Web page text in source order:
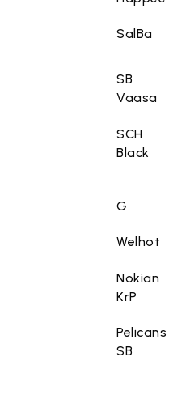
SalBa
SB
Vaasa
SCH
Black
G
Welhot
Nokian
KrP
Pelicans
SB